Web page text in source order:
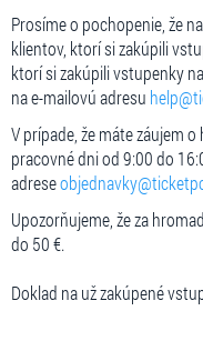
Prosíme o pochopenie, že
klientov, ktorí si zakúpili
ktorí si zakúpili vstupenky
na e-mailovú adresu
V prípade, že máte záujem
pracovné dni od 9:00 do
adrese
Upozorňujeme, že za
do 50 €.
Doklad na už zakúpené